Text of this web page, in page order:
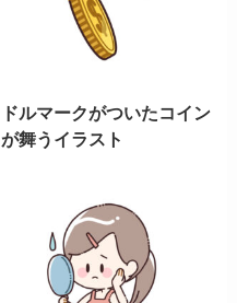
ドルマークがついたコイン
が舞うイラスト